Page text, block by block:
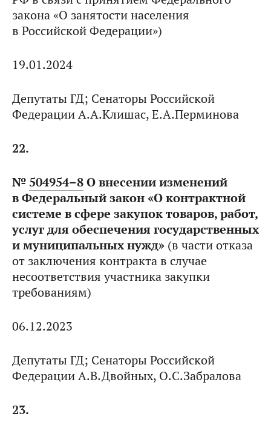
закона «О занятости населения
в Российской Федерации»)
19.01.2024
Депутаты ГД; Сенаторы Российской
Федерации А.А.Клишас, Е.А.Перминова
22.
№ 504954–8О внесении изменений
в Федеральный закон «О контрактной
системе в сфере закупок товаров, работ,
услуг для обеспечения государственных
и муниципальных нужд» (в части отказа
от заключения контракта в случае
несоответствия участника закупки
требованиям)
06.12.2023
Депутаты ГД; Сенаторы Российской
Федерации А.В.Двойных, О.С.Забралова
23.